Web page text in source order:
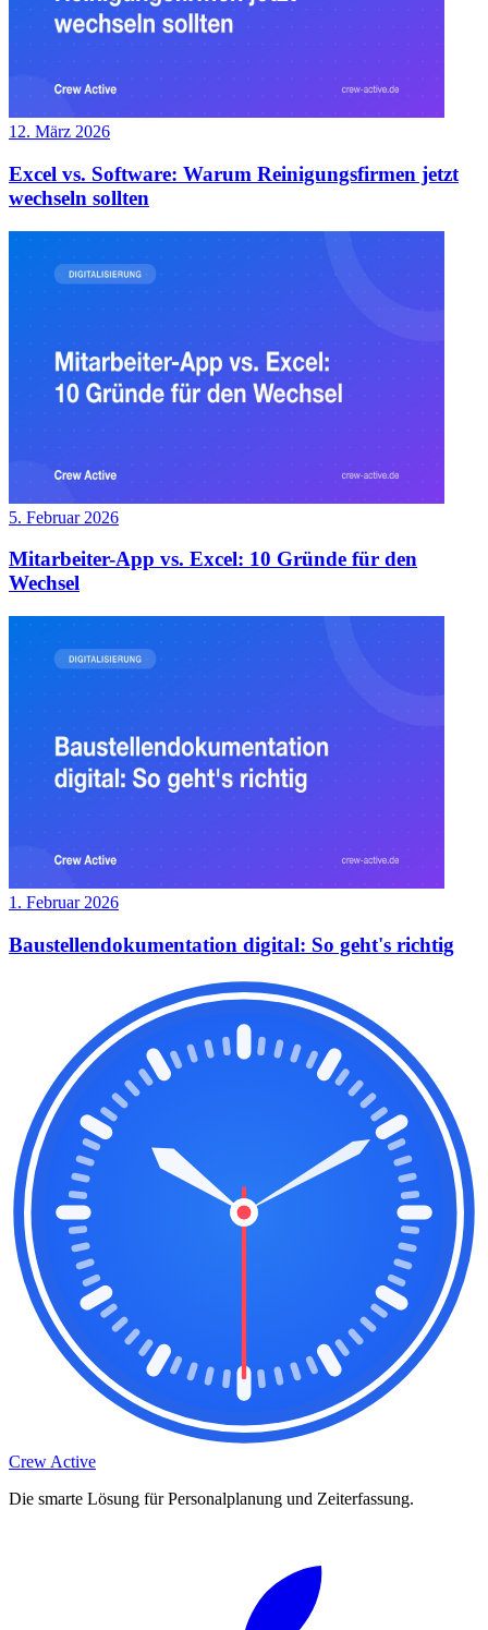
12. März 2026
Excel vs. Software: Warum Reinigungsfirmen jetzt
wechseln sollten
5. Februar 2026
Mitarbeiter-App vs. Excel: 10 Gründe für den
Wechsel
1. Februar 2026
Baustellendokumentation digital: So geht's richtig
Crew Active
Die smarte Lösung für Personalplanung und Zeiterfassung.